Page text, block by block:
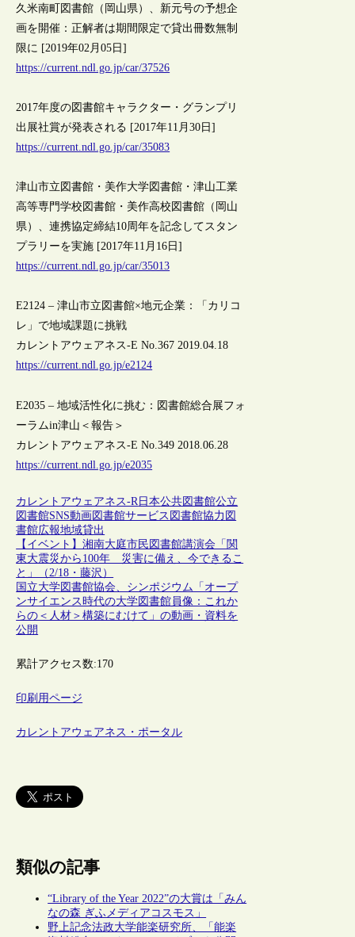
久米南町図書館（岡山県）、新元号の予想企
画を開催：正解者は期間限定で貸出冊数無制
限に [2019年02月05日]
https://current.ndl.go.jp/car/37526
2017年度の図書館キャラクター・グランプリ
出展社賞が発表される [2017年11月30日]
https://current.ndl.go.jp/car/35083
津山市立図書館・美作大学図書館・津山工業
高等専門学校図書館・美作高校図書館（岡山
県）、連携協定締結10周年を記念してスタン
プラリーを実施 [2017年11月16日]
https://current.ndl.go.jp/car/35013
E2124 – 津山市立図書館×地元企業：「カリコ
レ」で地域課題に挑戦
カレントアウェアネス-E No.367 2019.04.18
https://current.ndl.go.jp/e2124
E2035 – 地域活性化に挑む：図書館総合展フォ
ーラムin津山＜報告＞
カレントアウェアネス-E No.349 2018.06.28
https://current.ndl.go.jp/e2035
カレントアウェアネス-R 日本公共図書館公立
図書館SNS動画 図書館サービス 図書館協力 図
書館広報地域貸出
【イベント】湘南大庭市民図書館講演会「関
東大震災から100年 災害に備え、今できるこ
と」（2/18・藤沢）
国立大学図書館協会、シンポジウム「オープ
ンサイエンス時代の大学図書館員像：これか
らの＜人材＞構築にむけて」の動画・資料を
公開
累計アクセス数:170
印刷用ページ
カレントアウェアネス・ポータル
類似の記事
“Library of the Year 2022”の大賞は「みん
なの森 ぎふメディアコスモス」
野上記念法政大学能楽研究所、「能楽